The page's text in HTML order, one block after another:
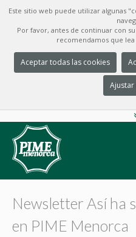
Este sitio web puede utilizar algunas
Por favor, antes de continuar con
recomendamos que lea
Aceptar todas las cookies
Newsletter Así ha
en PIME Menorca